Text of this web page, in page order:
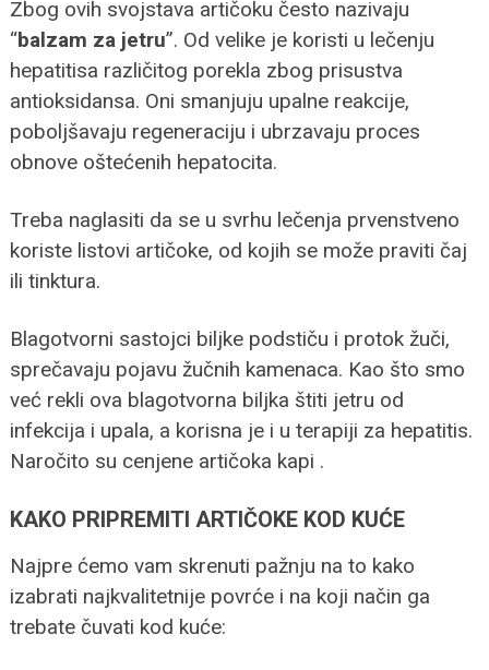
Zbog ovih svojstava artičoku često nazivaju
“balzam za jetru”. Od velike je koristi u lečenju
hepatitisa različitog porekla zbog prisustva
antioksidansa. Oni smanjuju upalne reakcije,
poboljšavaju regeneraciju i ubrzavaju proces
obnove oštećenih hepatocita.
Treba naglasiti da se u svrhu lečenja prvenstveno
koriste listovi artičoke, od kojih se može praviti čaj
ili tinktura.
Blagotvorni sastojci biljke podstiču i protok žuči,
sprečavaju pojavu žučnih kamenaca. Kao što smo
već rekli ova blagotvorna biljka štiti jetru od
infekcija i upala, a korisna je i u terapiji za hepatitis.
Naročito su cenjene artičoka kapi .
KAKO PRIPREMITI ARTIČOKE KOD KUĆE
Najpre ćemo vam skrenuti pažnju na to kako
izabrati najkvalitetnije povrće i na koji način ga
trebate čuvati kod kuće: